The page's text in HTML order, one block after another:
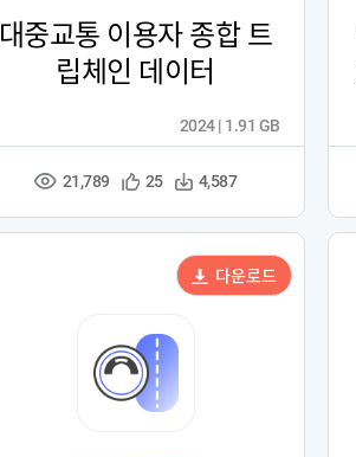
대중교통 이용자 종합 트
립체인 데이터
조
수
21,789
관
등
록
25
다
수
4,587
2024 | 1.91 GB
다운로드